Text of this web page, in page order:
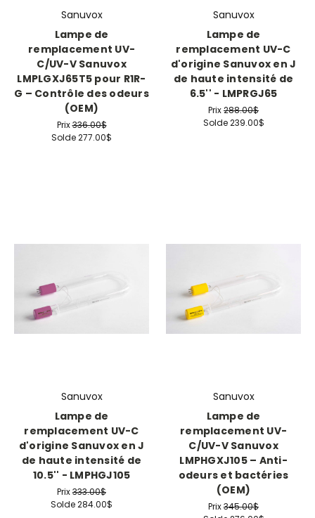
Sanuvox
Lampe de
remplacement UV-
C/UV-V Sanuvox
LMPLGXJ65T5 pour R1R-
G – Contrôle des odeurs
(OEM)
Prix336.00$
Solde277.00$
Sanuvox
Lampe de
remplacement UV-C
d'origine Sanuvox en J
de haute intensité de
6.5'' - LMPRGJ65
Prix288.00$
Solde239.00$
Sanuvox
Lampe de
remplacement UV-C
d'origine Sanuvox en J
de haute intensité de
10.5'' - LMPHGJ105
Prix333.00$
Solde284.00$
Sanuvox
Lampe de
remplacement UV-
C/UV-V Sanuvox
LMPHGXJ105 – Anti-
odeurs et bactéries
(OEM)
Prix345.00$